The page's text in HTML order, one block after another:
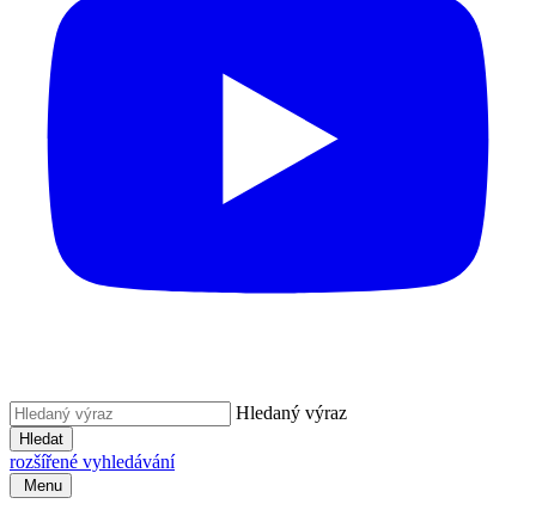
Hledaný výraz
Hledat
rozšířené vyhledávání
Menu